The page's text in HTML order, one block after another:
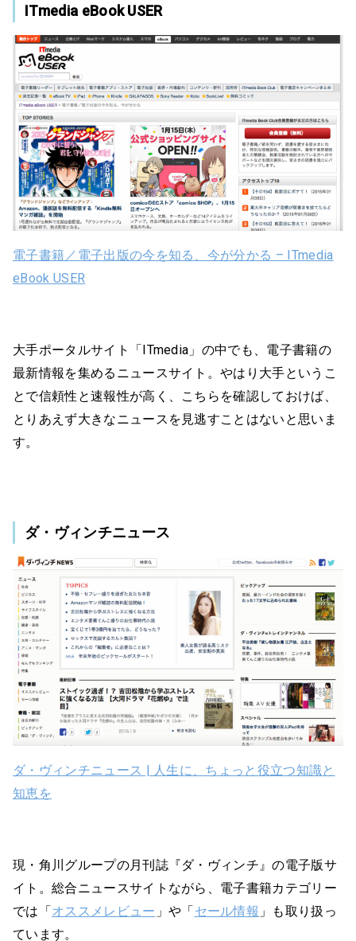
ITmedia eBook USER
電子書籍／電子出版の今を知る、今が分かる – ITmedia
eBook USER
大手ポータルサイト「ITmedia」の中でも、電子書籍の
最新情報を集めるニュースサイト。やはり大手というこ
とで信頼性と速報性が高く、こちらを確認しておけば、
とりあえず大きなニュースを見逃すことはないと思いま
す。
ダ・ヴィンチニュース
ダ・ヴィンチニュース | 人生に、ちょっと役立つ知識と
知恵を
現・角川グループの月刊誌『ダ・ヴィンチ』の電子版サ
イト。総合ニュースサイトながら、電子書籍カテゴリー
では「オススメレビュー 」や「セール情報 」も取り扱っ
ています。